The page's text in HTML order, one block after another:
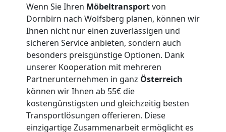
Wenn Sie Ihren Möbeltransportvon
Dornbirn nach Wolfsberg planen, können wir
Ihnen nicht nur einen zuverlässigen und
sicheren Service anbieten, sondern auch
besonders preisgünstige Optionen. Dank
unserer Kooperation mit mehreren
Partnerunternehmen in ganz Österreich
können wir Ihnen ab 55€ die
kostengünstigsten und gleichzeitig besten
Transportlösungen offerieren. Diese
einzigartige Zusammenarbeit ermöglicht es
LKW
Möbellift
Dornbirn
Übersiedlung